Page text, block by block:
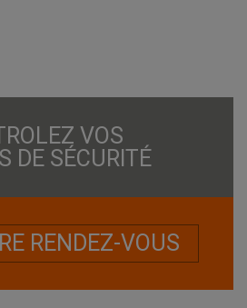
VOS
DE SÉCURITÉ
RENDEZ-VOUS